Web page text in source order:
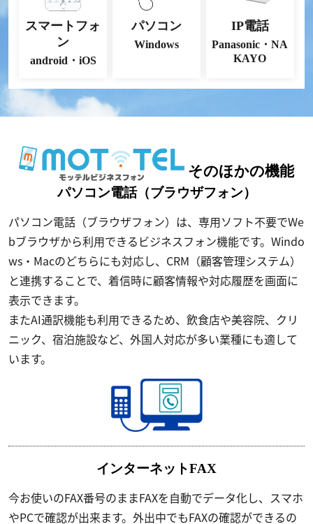
スマートフォ
ン
android・iOS
パソコン
Windows
IP電話
Panasonic・NA
KAYO
そのほかの機能
パソコン電話（ブラウザフォン）
パソコン電話（ブラウザフォン）は、専用ソフト不要でWe
bブラウザから利用できるビジネスフォン機能です。Windo
ws・Macのどちらにも対応し、CRM（顧客管理システム）
と連携することで、着信時に顧客情報や対応履歴を画面に
表示できます。
またAI通訳機能も利用できるため、飲食店や美容院、クリ
ニック、宿泊施設など、外国人対応が多い業種にも適して
います。
インターネットFAX
今お使いのFAX番号のままFAXを自動でデータ化し、スマホ
やPCで確認が出来ます。外出中でもFAXの確認ができるの